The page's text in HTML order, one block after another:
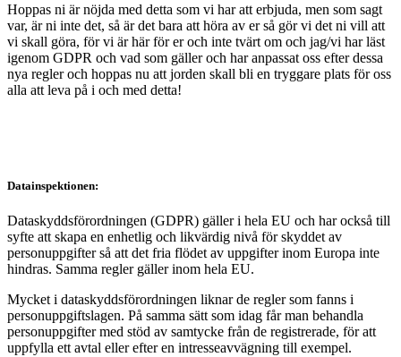
Hoppas ni är nöjda med detta som vi har att erbjuda, men som sagt
var, är ni inte det, så är det bara att höra av er så gör vi det ni vill att
vi skall göra, för vi är här för er och inte tvärt om och jag/vi har läst
igenom GDPR och vad som gäller och har anpassat oss efter dessa
nya regler och hoppas nu att jorden skall bli en tryggare plats för oss
alla att leva på i och med detta!
Datainspektionen:
Dataskyddsförordningen (GDPR) gäller i hela EU och har också till
syfte att skapa en enhetlig och likvärdig nivå för skyddet av
personuppgifter så att det fria flödet av uppgifter inom Europa inte
hindras. Samma regler gäller inom hela EU.
Mycket i dataskyddsförordningen liknar de regler som fanns i
personuppgiftslagen. På samma sätt som idag får man behandla
personuppgifter med stöd av samtycke från de registrerade, för att
uppfylla ett avtal eller efter en intresseavvägning till exempel.